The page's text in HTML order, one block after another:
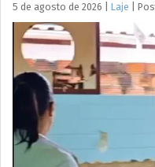
5 de agosto de 2026 Laje